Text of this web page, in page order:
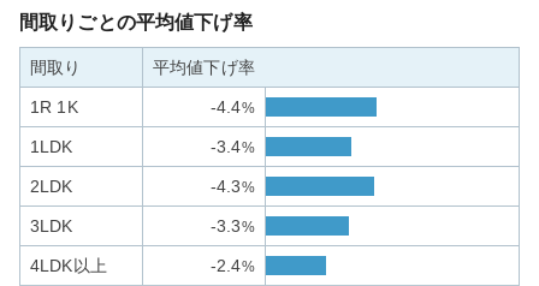
間取りごとの平均値下げ率
間取り 平均値下げ率
1R 1K -4.4%
1LDK -3.4%
2LDK -4.3%
3LDK -3.3%
4LDK以上 -2.4%